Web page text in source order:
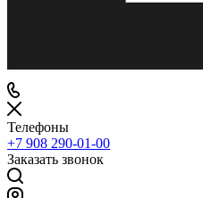
Телефоны
+7 908 290-01-00
Заказать звонок